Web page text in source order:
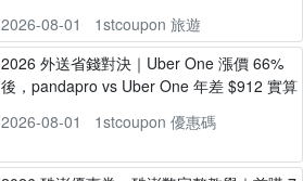
2026-08-01
1stcoupon 旅遊
2026 外送省錢對決｜Uber One 漲價 66%
後，pandapro vs Uber One 年差 $912 實算
2026-08-01
1stcoupon 優惠碼